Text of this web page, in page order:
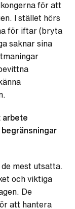
för att
I stället hörs
för iftar (bryta
saknar sina
arbete
mest utsatta.
och viktiga
De
att hantera